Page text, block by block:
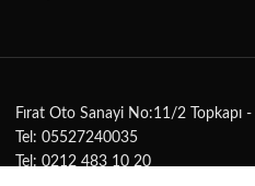
Fırat Oto Sanayi No:11/2 Topkapı
Tel: 05527240035
Tel: 0212 483 10 20